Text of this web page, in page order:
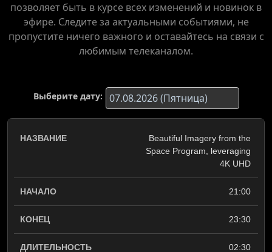
позволяет быть в курсе всех изменений и новинок в
эфире. Следите за актуальными событиями, не
пропустите ничего важного и оставайтесь на связи с
любимым телеканалом.
Выберите дату:
Beautiful Imagery from the
Space Program, leveraging
4K UHD
21:00
23:30
02:30